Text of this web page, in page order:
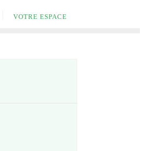
VOTRE ESPACE